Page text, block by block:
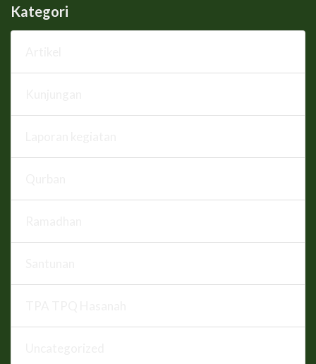
Kategori